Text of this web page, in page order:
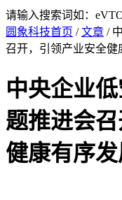
请输入搜索词如：
圆象科技首页 /文章 /
召开，引领产业安全健
中央企业
题推进会
健康有序